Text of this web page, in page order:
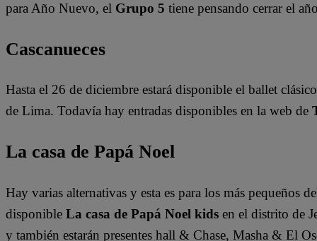
para Año Nuevo, el Grupo 5 tiene pensando cerrar el
Cascanueces
Hasta el 26 de diciembre estará disponible el ballet
de Lima. Todavía hay entradas disponibles en la web de
La casa de Papá Noel
Hay varias alternativas y esta es para los más pequeños
disponible La casa de Papá Noel kids en el distrito de
y también estarán presentes hall & Chase, Masha & El